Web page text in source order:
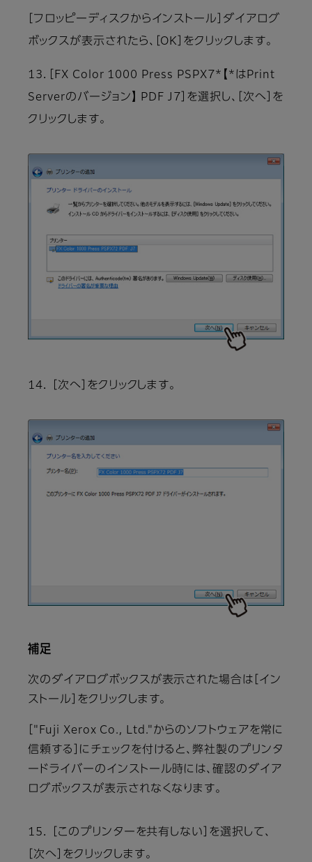
［フロッピーディスクからインストール］ダイアログ
ボックスが表示されたら、［OK］をクリックします。
13．［FX Color 1000 Press PSPX7*【*はPrint
Serverのバージョン】 PDF J7］を選択し、［次へ］を
クリックします。
14． ［次へ］をクリックします。
補足
次のダイアログボックスが表示された場合は［イン
ストール］をクリックします。
［"Fuji Xerox Co., Ltd."からのソフトウェアを常に
信頼する］にチェックを付けると、弊社製のプリンタ
ードライバーのインストール時には、確認のダイア
ログボックスが表示されなくなります。
15． ［このプリンターを共有しない］を選択して、
［次へ］をクリックします。